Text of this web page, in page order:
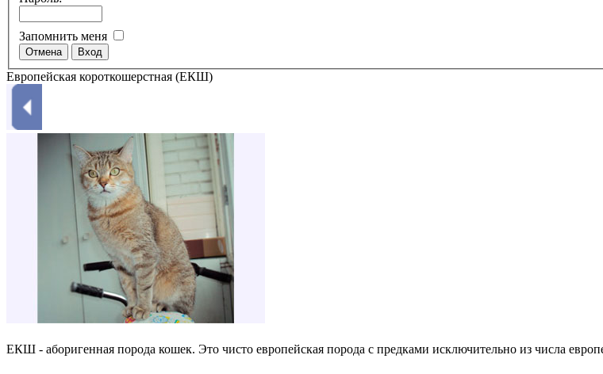
Запомнить меня
Европейская короткошерстная (ЕКШ)
ЕКШ - аборигенная порода кошек. Это чисто европейская порода с предками исключительно из числа